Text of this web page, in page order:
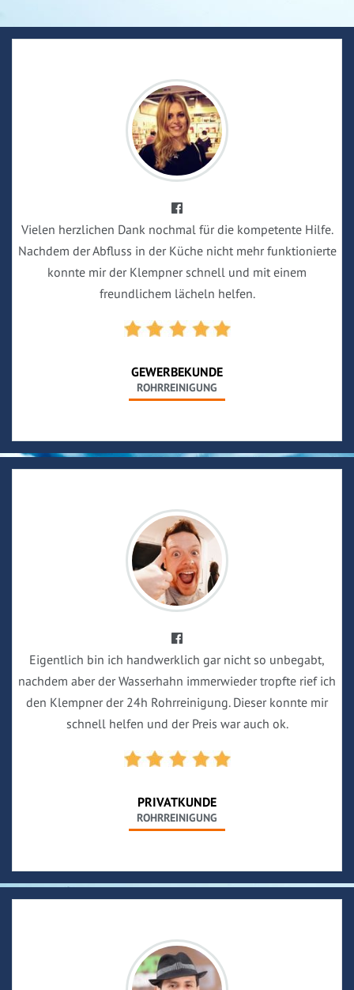
Vielen herzlichen Dank nochmal für die kompetente Hilfe.
Nachdem der Abfluss in der Küche nicht mehr funktionierte
konnte mir der Klempner schnell und mit einem
freundlichem lächeln helfen.
GEWERBEKUNDE
ROHRREINIGUNG
Eigentlich bin ich handwerklich gar nicht so unbegabt,
nachdem aber der Wasserhahn immerwieder tropfte rief ich
den Klempner der 24h Rohrreinigung. Dieser konnte mir
schnell helfen und der Preis war auch ok.
PRIVATKUNDE
ROHRREINIGUNG